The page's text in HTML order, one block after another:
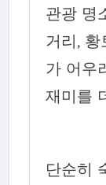
관광 명
거리,
가 어우
재미를
단순히